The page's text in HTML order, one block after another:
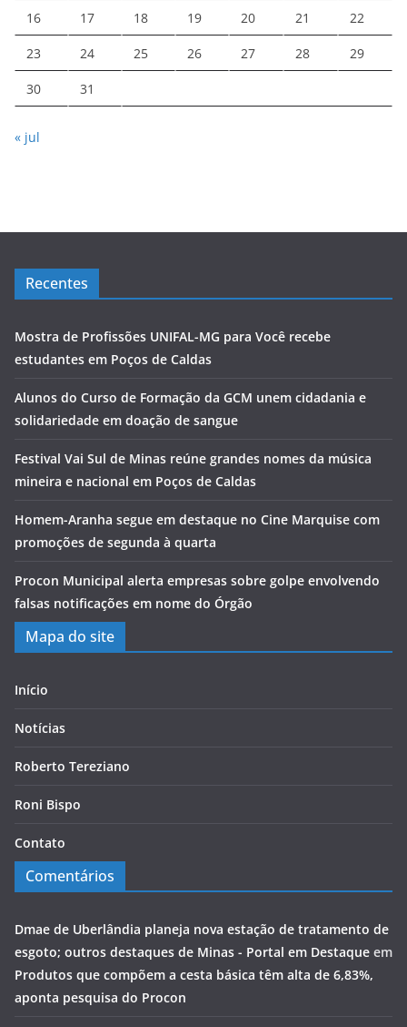
16 17 18 19 20 21 22
23 24 25 26 27 28 29
30 31
« jul
Recentes
Mostra de Profissões UNIFAL-MG para Você recebe
estudantes em Poços de Caldas
Alunos do Curso de Formação da GCM unem cidadania e
solidariedade em doação de sangue
Festival Vai Sul de Minas reúne grandes nomes da música
mineira e nacional em Poços de Caldas
Homem-Aranha segue em destaque no Cine Marquise com
promoções de segunda à quarta
Procon Municipal alerta empresas sobre golpe envolvendo
falsas notificações em nome do Órgão
Mapa do site
Início
Notícias
Roberto Tereziano
Roni Bispo
Contato
Comentários
Dmae de Uberlândia planeja nova estação de tratamento de
esgoto; outros destaques de Minas - Portal em Destaque em
Produtos que compõem a cesta básica têm alta de 6,83%,
aponta pesquisa do Procon